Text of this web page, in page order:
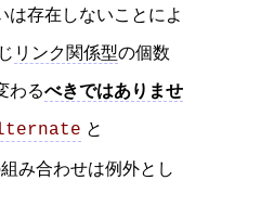
は存在しないことによ
リンク関係型の個数
わるべきではありませ
と
み合わせは例外とし